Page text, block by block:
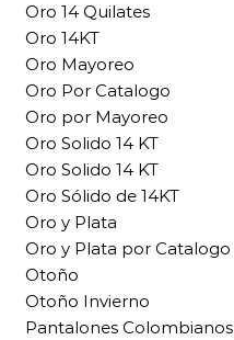
Oro 14 Quilates
Oro 14KT
Oro Mayoreo
Oro Por Catalogo
Oro por Mayoreo
Oro Solido 14 KT
Oro Solido 14 KT
Oro Sólido de 14KT
Oro y Plata
Oro y Plata por Catalogo
Otoño
Otoño Invierno
Pantalones Colombianos